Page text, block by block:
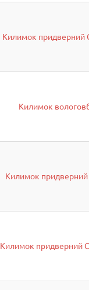
Килимок придверний
Килимок
Килимок придверний
Килимок придверний